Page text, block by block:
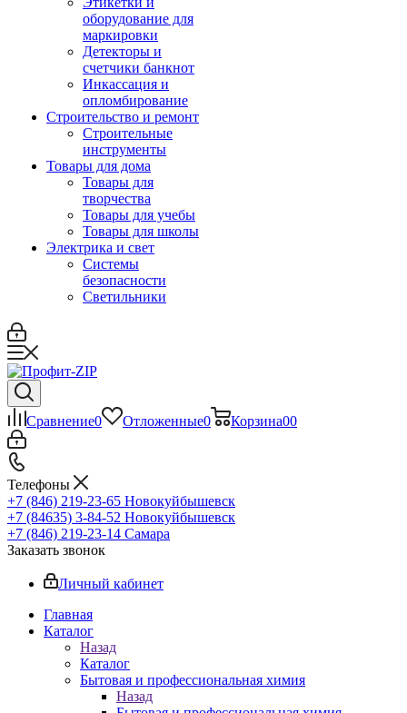
оборудование для
маркировки
Детекторы и
счетчики банкнот
Инкассация и
опломбирование
Строительство и ремонт
Строительные
инструменты
Товары для дома
Товары для
творчества
Товары для учебы
Товары для школы
Электрика и свет
Системы
безопасности
Светильники
Сравнение0 Отложенные0 Корзина00
Телефоны
+7 (846) 219-23-65 Новокуйбышевск
+7 (84635) 3-84-52 Новокуйбышевск
+7 (846) 219-23-14 Самара
Заказать звонок
Личный кабинет
Главная
Каталог
Назад
Каталог
Бытовая и профессиональная химия
Назад